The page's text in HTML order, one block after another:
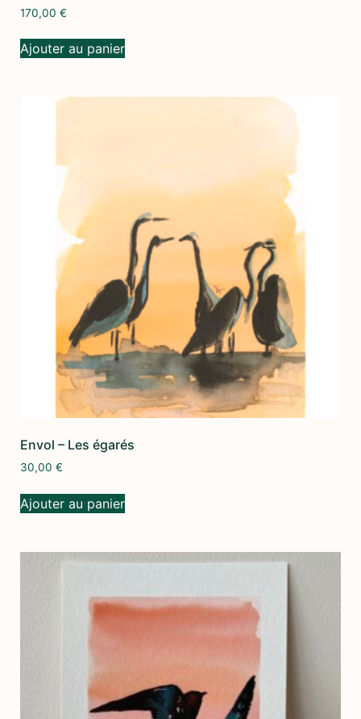
170,00 €
Ajouter au panier
Envol – Les égarés
30,00 €
Ajouter au panier